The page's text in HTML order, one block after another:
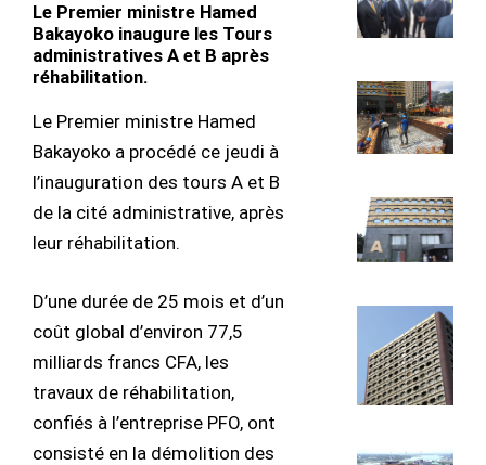
Le Premier ministre Hamed
Bakayoko inaugure les Tours
administratives A et B après
réhabilitation.
Le Premier ministre Hamed
Bakayoko a procédé ce jeudi à
l’inauguration des tours A et B
de la cité administrative, après
leur réhabilitation.
D’une durée de 25 mois et d’un
coût global d’environ 77,5
milliards francs CFA, les
travaux de réhabilitation,
confiés à l’entreprise PFO, ont
consisté en la démolition des